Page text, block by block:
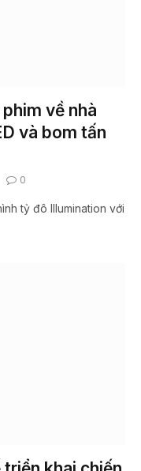
về nhà
và bom tấn
0
tỷ đô Illumination với